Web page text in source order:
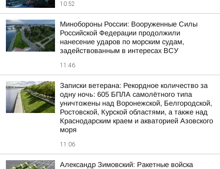
10:52
Минобороны России: Вооруженные Силы
Российской Федерации продолжили
нанесение ударов по морским судам,
задействованным в интересах ВСУ
11:46
Записки ветерана: Рекордное количество за
одну ночь: 605 БПЛА самолётного типа
уничтожены над Воронежской, Белгородской,
Ростовской, Курской областями, а также над
Краснодарским краем и акваторией Азовского
моря
11:06
Александр Зимовский: Ракетные войска